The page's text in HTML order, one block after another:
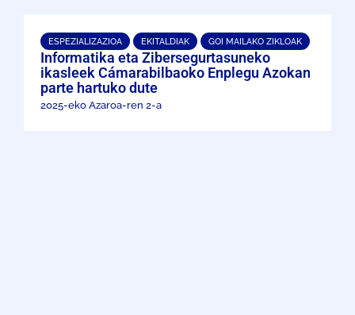
ESPEZIALIZAZIOA EKITALDIAK GOI MAILAKO ZIKLOAK
Informatika eta Zibersegurtasuneko
ikasleek Cámarabilbaoko Enplegu Azokan
parte hartuko dute
2025-eko Azaroa-ren 2-a